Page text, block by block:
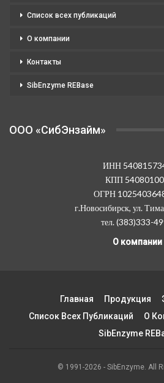
Список всех публикаций
О компании
Контакты
SibEnzyme REBase
OOO «СибЭнзайм»
ИНН
КПП
ОГРН
г.Новосибирск, ул.
тел. (383)333-
О компании
Главная Продукция
Список Всех Публикаций
О
SibEnzyme
© 1991-2026 - SibEnzyme. All